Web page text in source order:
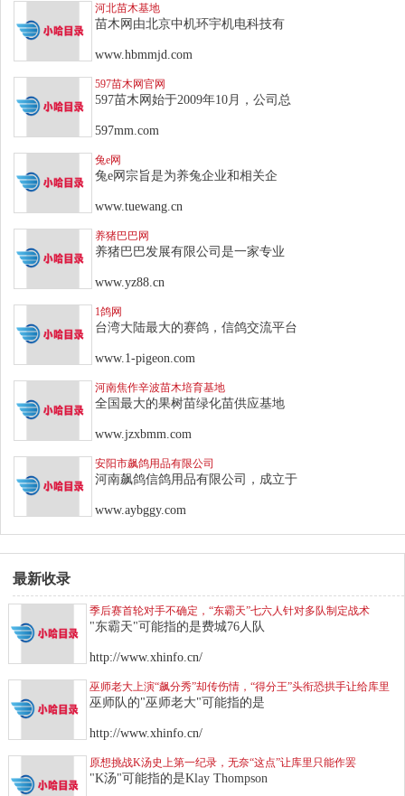
河北苗木基地
苗木网由北京中机环宇机电科技有
www.hbmmjd.com
597苗木网官网
597苗木网始于2009年10月，公司总
597mm.com
兔e网
兔e网宗旨是为养兔企业和相关企
www.tuewang.cn
养猪巴巴网
养猪巴巴发展有限公司是一家专业
www.yz88.cn
1鸽网
台湾大陆最大的赛鸽，信鸽交流平台
www.1-pigeon.com
河南焦作辛波苗木培育基地
全国最大的果树苗绿化苗供应基地
www.jzxbmm.com
安阳市飙鸽用品有限公司
河南飙鸽信鸽用品有限公司，成立于
www.aybggy.com
最新收录
季后赛首轮对手不确定，“东霸天”七六人针对多队制定战术
"东霸天"可能指的是费城76人队
http://www.xhinfo.cn/
巫师老大上演“飙分秀”却传伤情，“得分王”头衔恐拱手让给库里
巫师队的"巫师老大"可能指的是
http://www.xhinfo.cn/
原想挑战K汤史上第一纪录，无奈“这点”让库里只能作罢
"K汤"可能指的是Klay Thompson